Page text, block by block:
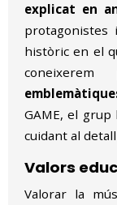
explicat en
protagonistes
històric en el
GAME, el
cuidant al
Valors
Valorar la